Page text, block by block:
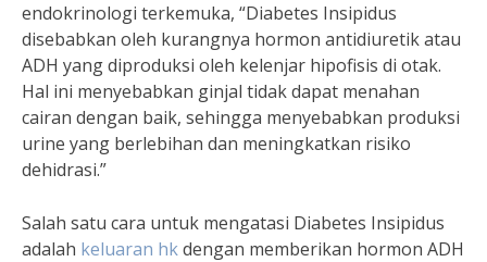
endokrinologi terkemuka, “Diabetes Insipidus
disebabkan oleh kurangnya hormon antidiuretik atau
ADH yang diproduksi oleh kelenjar hipofisis di otak.
Hal ini menyebabkan ginjal tidak dapat menahan
cairan dengan baik, sehingga menyebabkan produksi
urine yang berlebihan dan meningkatkan risiko
dehidrasi.”
Salah satu cara untuk mengatasi Diabetes Insipidus
adalah keluaran hkdengan memberikan hormon ADH